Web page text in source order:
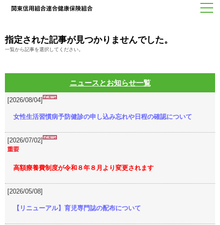
指定された記事が見つかりませんでした。
一覧から記事を選択してください。
ニュースとお知らせ一覧
[2026/08/04]
女性生活習慣病予防健診の申し込み忘れや日程の確認について
[2026/07/02]
高額療養費制度が令和８年８月より変更されます
[2026/05/08]
【リニューアル】育児専門誌の配布について